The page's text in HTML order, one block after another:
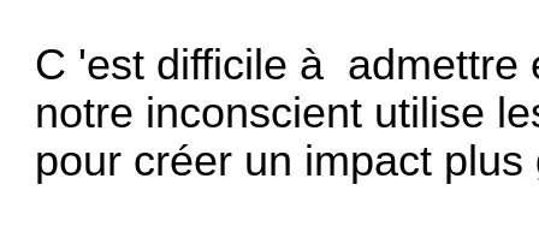
C 'est difficile à
notre inconscient utilise
pour créer un impact